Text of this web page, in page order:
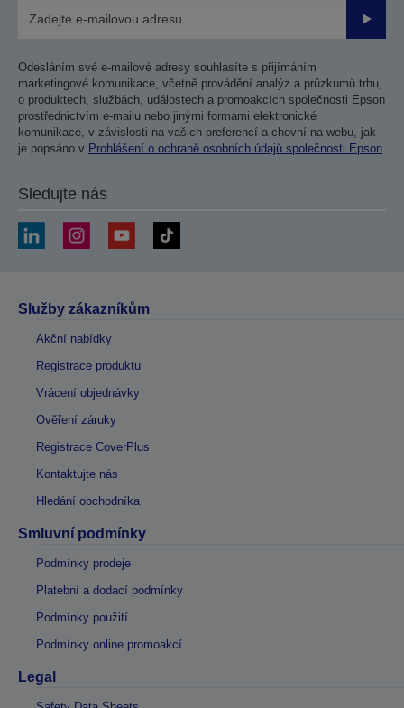
Odesláním své e-mailové adresy souhlasíte s přijímáním
marketingové komunikace, včetně provádění analýz a průzkumů trhu,
o produktech, službách, událostech a promoakcích společnosti Epson
prostřednictvím e-mailu nebo jinými formami elektronické
komunikace, v závislosti na vašich preferencí a chovní na webu, jak
je popsáno v Prohlášení o ochraně osobních údajů společnosti Epson
Sledujte nás
Služby zákazníkům
Akční nabídky
Registrace produktu
Vrácení objednávky
Ověření záruky
Registrace CoverPlus
Kontaktujte nás
Hledání obchodníka
Smluvní podmínky
Podmínky prodeje
Platební a dodací podmínky
Podmínky použití
Podmínky online promoakcí
Legal